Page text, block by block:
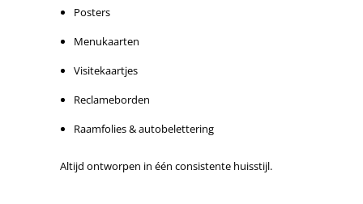
Posters
Menukaarten
Visitekaartjes
Reclameborden
Raamfolies & autobelettering
Altijd ontworpen in één consistente huisstijl.